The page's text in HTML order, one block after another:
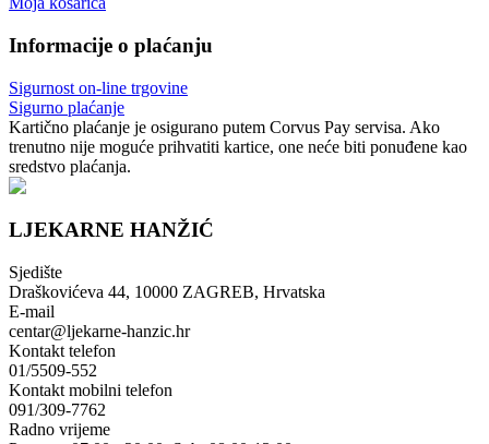
Informacije o plaćanju
Sigurnost on-line trgovine
Sigurno plaćanje
Kartično plaćanje je osigurano putem Corvus Pay servisa. Ako
trenutno nije moguće prihvatiti kartice, one neće biti ponuđene kao
sredstvo plaćanja.
LJEKARNE HANŽIĆ
Sjedište
Draškovićeva 44, 10000 ZAGREB, Hrvatska
E-mail
centar@ljekarne-hanzic.hr
Kontakt telefon
01/5509-552
Kontakt mobilni telefon
091/309-7762
Radno vrijeme